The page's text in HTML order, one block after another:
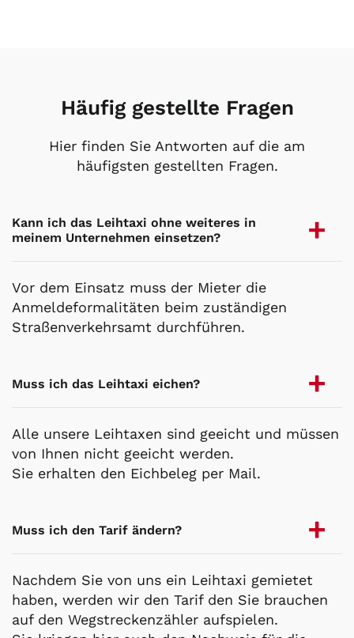
Häufig gestellte Fragen
Hier finden Sie Antworten auf die am
häufigsten gestellten Fragen.
Kann ich das Leihtaxi ohne weiteres in
meinem Unternehmen einsetzen?
Vor dem Einsatz muss der Mieter die
Anmeldeformalitäten beim zuständigen
Straßenverkehrsamt durchführen.
Muss ich das Leihtaxi eichen?
Alle unsere Leihtaxen sind geeicht und müssen
von Ihnen nicht geeicht werden.
Sie erhalten den Eichbeleg per Mail.
Muss ich den Tarif ändern?
Nachdem Sie von uns ein Leihtaxi gemietet
haben, werden wir den Tarif den Sie brauchen
auf den Wegstreckenzähler aufspielen.